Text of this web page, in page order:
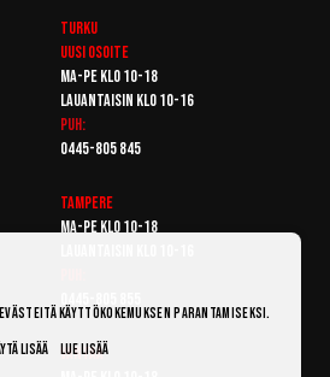
Turku
Uusi osoite
Ma-pe klo 10-18
Lauantaisin klo 10-16
Puh:
0445-805 845
Tampere
Ma-pe klo 10-18
Vantaa
käyttökokemuksen parantamiseksi.
lisää Lue lisää